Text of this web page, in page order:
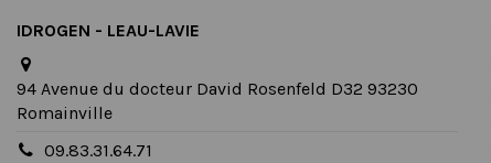
IDROGEN - LEAU-LAVIE
94 Avenue du docteur David Rosenfeld D32 93230
Romainville
09.83.31.64.71